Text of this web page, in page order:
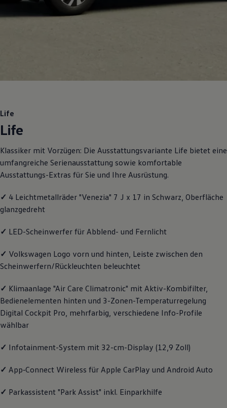
Motorenöl und Flüssigkeiten
Räder und Reifen
Transport
Updates für Software, Karten und Radio
Über Ihr Auto
Vorgängermodelle
Warn- und Kontrollleuchten
Live Beratung
Magazin
Transport
Familie
Pannen- und Unfallhilfe
Volkswagen Kundenbetreuung
Life
Life
Klassiker mit Vorzügen: Die Ausstattungsvariante Life bietet eine
umfangreiche Serienausstattung sowie komfortable
Ausstattungs-Extras für Sie und Ihre Ausrüstung.
✓ 4 Leichtmetallräder "Venezia" 7 J x 17 in Schwarz, Oberfläche
glanzgedreht
✓ LED-Scheinwerfer für Abblend- und Fernlicht
✓ Volkswagen Logo vorn und hinten, Leiste zwischen den
Scheinwerfern/Rückleuchten beleuchtet
✓ Klimaanlage "Air Care Climatronic" mit Aktiv-Kombifilter,
Bedienelementen hinten und 3-Zonen-Temperaturregelung
Digital Cockpit Pro, mehrfarbig, verschiedene Info-Profile
wählbar
✓ Infotainment-System mit 32-cm-Display (12,9 Zoll)
✓ App‑Connect Wireless für Apple CarPlay und Android Auto
✓ Parkassistent "Park Assist" inkl. Einparkhilfe